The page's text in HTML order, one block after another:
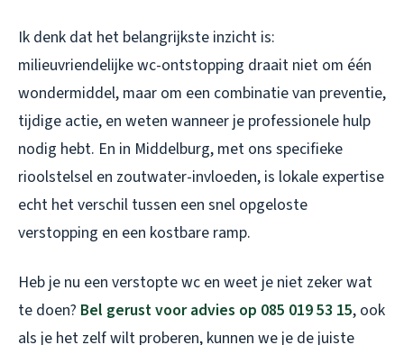
Ik denk dat het belangrijkste inzicht is:
milieuvriendelijke wc-ontstopping draait niet om één
wondermiddel, maar om een combinatie van preventie,
tijdige actie, en weten wanneer je professionele hulp
nodig hebt. En in Middelburg, met ons specifieke
rioolstelsel en zoutwater-invloeden, is lokale expertise
echt het verschil tussen een snel opgeloste
verstopping en een kostbare ramp.
Heb je nu een verstopte wc en weet je niet zeker wat
te doen? Bel gerust voor advies op 085 019 53 15, ook
als je het zelf wilt proberen, kunnen we je de juiste